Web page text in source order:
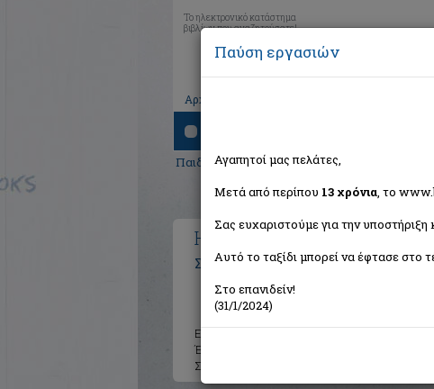
Το ηλεκτρονικό κατάστημα
βιβλίων που αναζητούσατε!
Αρχική
Παιδικά - Εφηβικά> Η ψυχή
Η ψυχή
Στεφανίδου Έλενα Λ.
Εκδότης:
Έτος:
Σελίδες:
Παύση εργασιών
Αγαπητοί μας πελάτες,
Μετά από περίπου 13 χρόνια, το
Σας ευχαριστούμε για την υποστήριξη
Αυτό το ταξίδι μπορεί να έφτασε στο
Στο επανιδείν!
(31/1/2024)